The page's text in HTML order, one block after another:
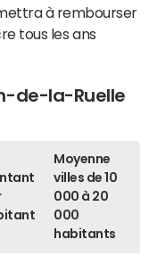
à rembourser
tous les ans
de-la-Ruelle
Moyenne
villes de 10
000 à 20
000
habitants